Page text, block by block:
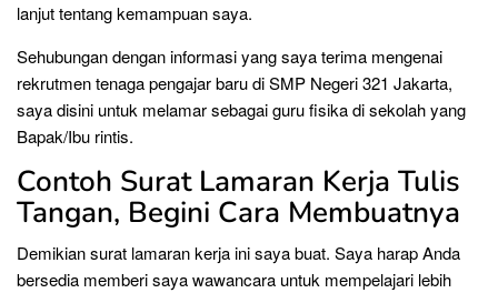
lanjut tentang kemampuan saya.
Sehubungan dengan informasi yang saya terima mengenai
rekrutmen tenaga pengajar baru di SMP Negeri 321 Jakarta,
saya disini untuk melamar sebagai guru fisika di sekolah yang
Bapak/Ibu rintis.
Contoh Surat Lamaran Kerja Tulis
Tangan, Begini Cara Membuatnya
Demikian surat lamaran kerja ini saya buat. Saya harap Anda
bersedia memberi saya wawancara untuk mempelajari lebih